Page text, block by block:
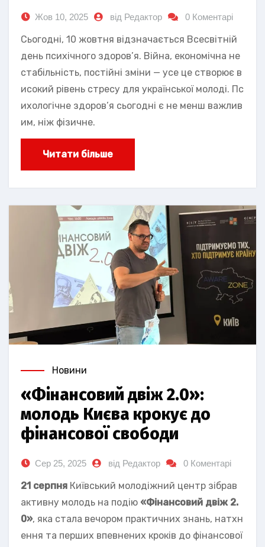
Жов 10, 2025 від Редактор 0 Коментарі
Сьогодні, 10 жовтня відзначається Всесвітній
день психічного здоров’я. Війна, економічна не
стабільність, постійні зміни — усе це створює в
исокий рівень стресу для української молоді. Пс
ихологічне здоров’я сьогодні є не менш важлив
им, ніж фізичне.
Читати більше
Новини
«Фінансовий двіж 2.0»:
молодь Києва крокує до
фінансової свободи
Сер 25, 2025 від Редактор 0 Коментарі
21 серпня Київський молодіжний центр зібрав
активну молодь на подію «Фінансовий двіж 2.
0», яка стала вечором практичних знань, натхн
ення та перших впевнених кроків до фінансової